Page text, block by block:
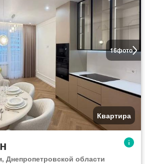
16фото
Квартира
Днепропетровской области